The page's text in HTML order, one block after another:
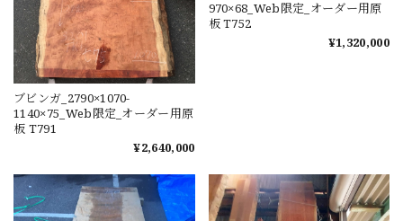
ブビンガ_2790×1070-
1140×75_Web限定_オーダー用原
板 T791
¥2,640,000
970×68_Web限定_オーダー用原
板 T752
¥1,320,000